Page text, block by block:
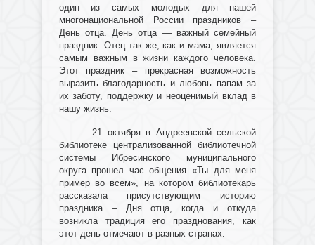
один из самых молодых для нашей
многонациональной России праздников –
День отца. День отца — важный семейный
праздник. Отец так же, как и мама, является
самым важным в жизни каждого человека.
Этот праздник – прекрасная возможность
выразить благодарность и любовь папам за
их заботу, поддержку и неоценимый вклад в
нашу жизнь.
21 октября в Андреевской сельской
библиотеке централизованной библиотечной
системы Ибресинского муниципального
округа прошел час общения «Ты для меня
пример во всем», на котором библиотекарь
рассказала присутствующим историю
праздника – Дня отца, когда и откуда
возникла традиция его празднования, как
этот день отмечают в разных странах.